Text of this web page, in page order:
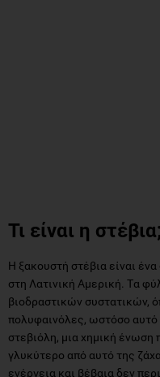
Τι είναι η στέβια;
Η ξακουστή στέβια είναι
στη Λατινική Αμερική. Tα
βιοδραστικών συστατικών,
πολυφαινόλες, ωστόσο αυτό
στεβιόλη, μια χημική ένωση
γλυκύτερο από αυτό της
ενέργεια και βέβαια δεν